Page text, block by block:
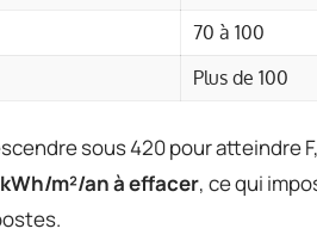
70 à 100
Plus de 100
sous 420 pour atteindre
m²/an à effacer, ce qui